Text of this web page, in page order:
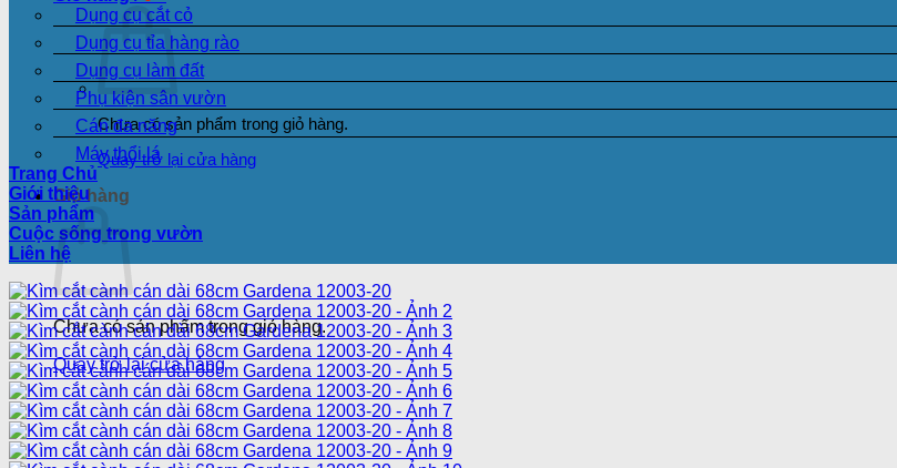
Chưa có sản phẩm trong giỏ hàng.
Quay trở lại cửa hàng
Giỏ hàng
Chưa có sản phẩm trong giỏ hàng.
Quay trở lại cửa hàng
Dụng cụ cắt cỏ
Dụng cụ tỉa hàng rào
Dụng cụ làm đất
Phụ kiện sân vườn
Cán đa năng
Máy thổi lá
Trang Chủ
Giới thiệu
Sản phẩm
Cuộc sống trong vườn
Liên hệ